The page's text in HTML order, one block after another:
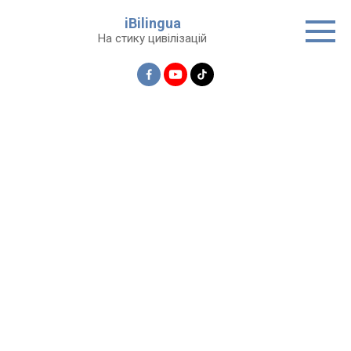
iBilingua
На стику цивілізацій